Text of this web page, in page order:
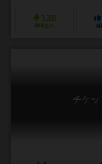
138
興味あり 経
チケッ